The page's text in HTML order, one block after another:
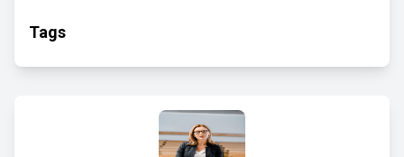
Tags